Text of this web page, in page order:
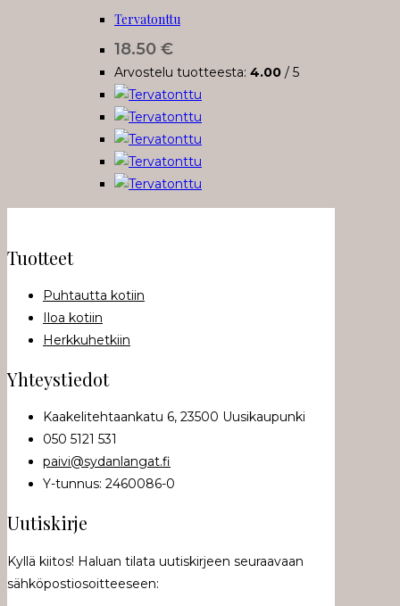
Tervatonttu
18.50 €
Arvostelu tuotteesta: 4.00 / 5
Tuotteet
Puhtautta kotiin
Iloa kotiin
Herkkuhetkiin
Yhteystiedot
Kaakelitehtaankatu 6, 23500 Uusikaupunki
050 5121 531
paivi@sydanlangat.fi
Y-tunnus: 2460086-0
Uutiskirje
Kyllä kiitos! Haluan tilata uutiskirjeen seuraavaan
sähköpostiosoitteeseen: